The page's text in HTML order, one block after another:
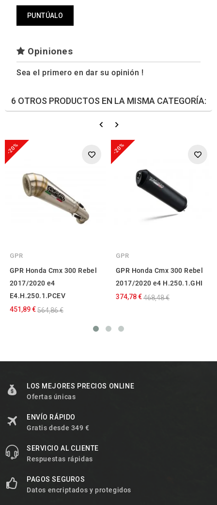
PUNTÚALO
Opiniones
Sea el primero en dar su opinión !
6 OTROS PRODUCTOS EN LA MISMA CATEGORÍA:
-20%
GPR
GPR Honda Cmx 300 Rebel
2017/2020 e4
E4.H.250.1.PCEV
451,89 €564,86 €
-20%
GPR
GPR Honda Cmx 300 Rebel
2017/2020 e4 H.250.1.GHI
374,78 €468,48 €
LOS MEJORES PRECIOS ONLINE
Ofertas únicas
ENVÍO RÁPIDO
Gratis desde 349 €
SERVICIO AL CLIENTE
Respuestas rápidas
PAGOS SEGUROS
Datos encriptados y protegidos